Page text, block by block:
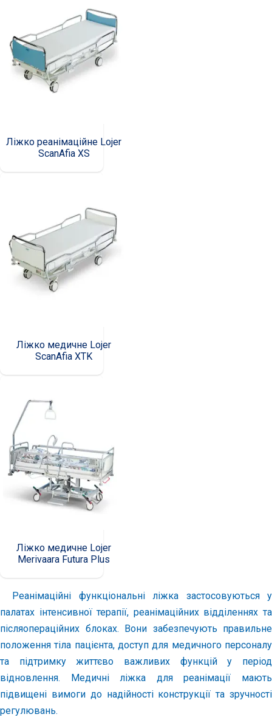
Ліжко реанімаційне Lojer
ScanAfia XS
Ліжко медичне Lojer
ScanAfia XTK
Ліжко медичне Lojer
Merivaara Futura Plus
Реанімаційні функціональні ліжка застосовуються у
палатах інтенсивної терапії, реанімаційних відділеннях та
післяопераційних блоках. Вони забезпечують правильне
положення тіла пацієнта, доступ для медичного персоналу
та підтримку життєво важливих функцій у період
відновлення. Медичні ліжка для реанімації мають
підвищені вимоги до надійності конструкції та зручності
регулювань.